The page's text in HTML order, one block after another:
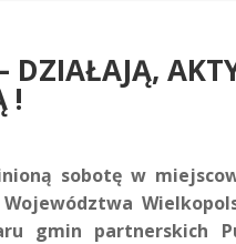
DZIAŁAJĄ,
!
sobotę w
gmin partnerskich